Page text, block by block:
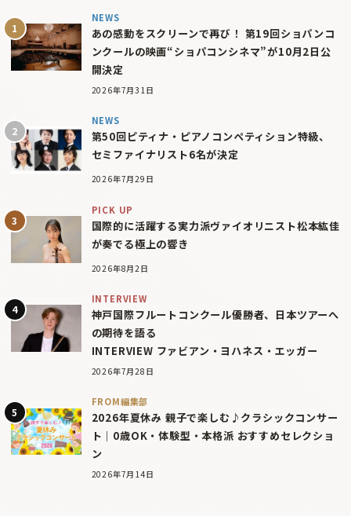
NEWS
あの感動をスクリーンで再び！ 第19回ショパンコ
ンクールの映画“ショパコンシネマ”が10月2日公
開決定
2026年7月31日
NEWS
第50回ピティナ・ピアノコンペティション特級、
セミファイナリスト6名が決定
2026年7月29日
PICK UP
国際的に活躍する実力派ヴァイオリニスト松本紘佳
が奏でる極上の響き
2026年8月2日
INTERVIEW
神戸国際フルートコンクール優勝者、日本ツアーへ
の期待を語る
INTERVIEW ファビアン・ヨハネス・エッガー
2026年7月28日
FROM編集部
2026年夏休み 親子で楽しむ♪クラシックコンサー
ト｜0歳OK・体験型・本格派 おすすめセレクショ
ン
2026年7月14日